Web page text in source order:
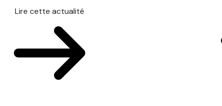
Lire cette actualité